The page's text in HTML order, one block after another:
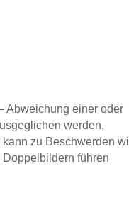
Abweichung einer oder
werden,
zu Beschwerden
führen